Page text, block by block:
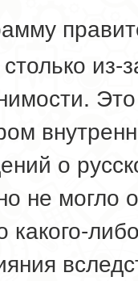
из-
о
не могло